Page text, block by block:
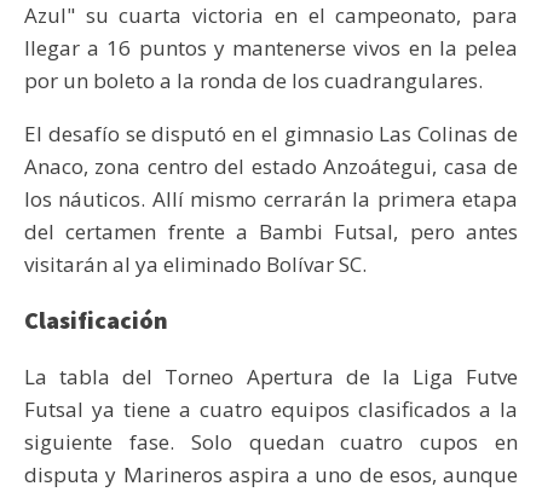
Azul" su cuarta victoria en el campeonato, para
llegar a 16 puntos y mantenerse vivos en la pelea
por un boleto a la ronda de los cuadrangulares.
El desafío se disputó en el gimnasio Las Colinas de
Anaco, zona centro del estado Anzoátegui, casa de
los náuticos. Allí mismo cerrarán la primera etapa
del certamen frente a Bambi Futsal, pero antes
visitarán al ya eliminado Bolívar SC.
Clasificación
La tabla del Torneo Apertura de la Liga Futve
Futsal ya tiene a cuatro equipos clasificados a la
siguiente fase. Solo quedan cuatro cupos en
disputa y Marineros aspira a uno de esos, aunque